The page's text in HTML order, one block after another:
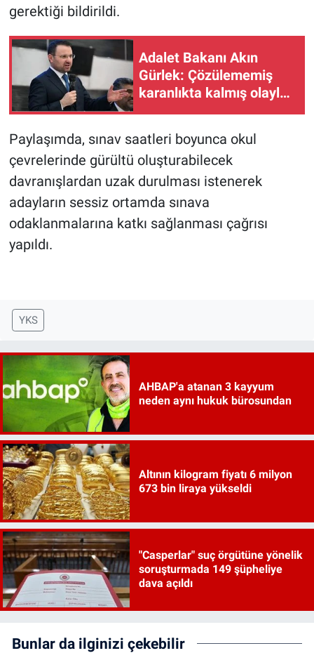
gerektiği bildirildi.
Adalet Bakanı Akın
Gürlek: Çözülememiş
karanlıkta kalmış olayları
çözeceğiz
Paylaşımda, sınav saatleri boyunca okul
çevrelerinde gürültü oluşturabilecek
davranışlardan uzak durulması istenerek
adayların sessiz ortamda sınava
odaklanmalarına katkı sağlanması çağrısı
yapıldı.
YKS
AHBAP'a atanan 3 kayyum
neden aynı hukuk bürosundan
Altının kilogram fiyatı 6 milyon
673 bin liraya yükseldi
"Casperlar" suç örgütüne yönelik
soruşturmada 149 şüpheliye
dava açıldı
Bunlar da ilginizi çekebilir